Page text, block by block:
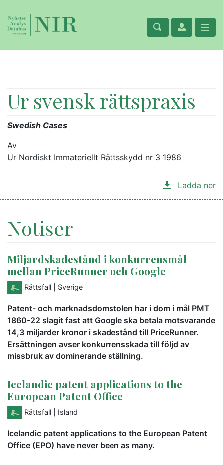
Ur svensk rättspraxis
Swedish Cases
Av
Ur Nordiskt Immateriellt Rättsskydd nr 3 1986
Ladda ner
Notiser
Miljardskadestånd i konkurrensmål
mellan PriceRunner och Google
Rättsfall | Sverige
Patent- och marknadsdomstolen har i dom i mål PMT
1860-22 slagit fast att Google ska betala motsvarande
14,3 miljarder kronor i skadestånd till PriceRunner.
Ersättningen avser konkurrensskada till följd av
missbruk av dominerande ställning.
Icelandic patent applications to the
European Patent Office
Rättsfall | Island
Icelandic patent applications to the European Patent
Office (EPO) have never been as many.